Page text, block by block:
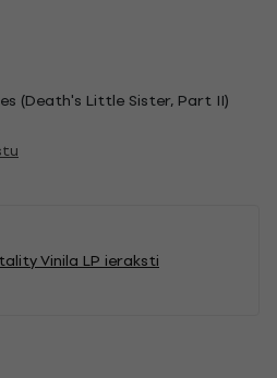
(Death's Little Sister, Part II)
Vinila LP ieraksti